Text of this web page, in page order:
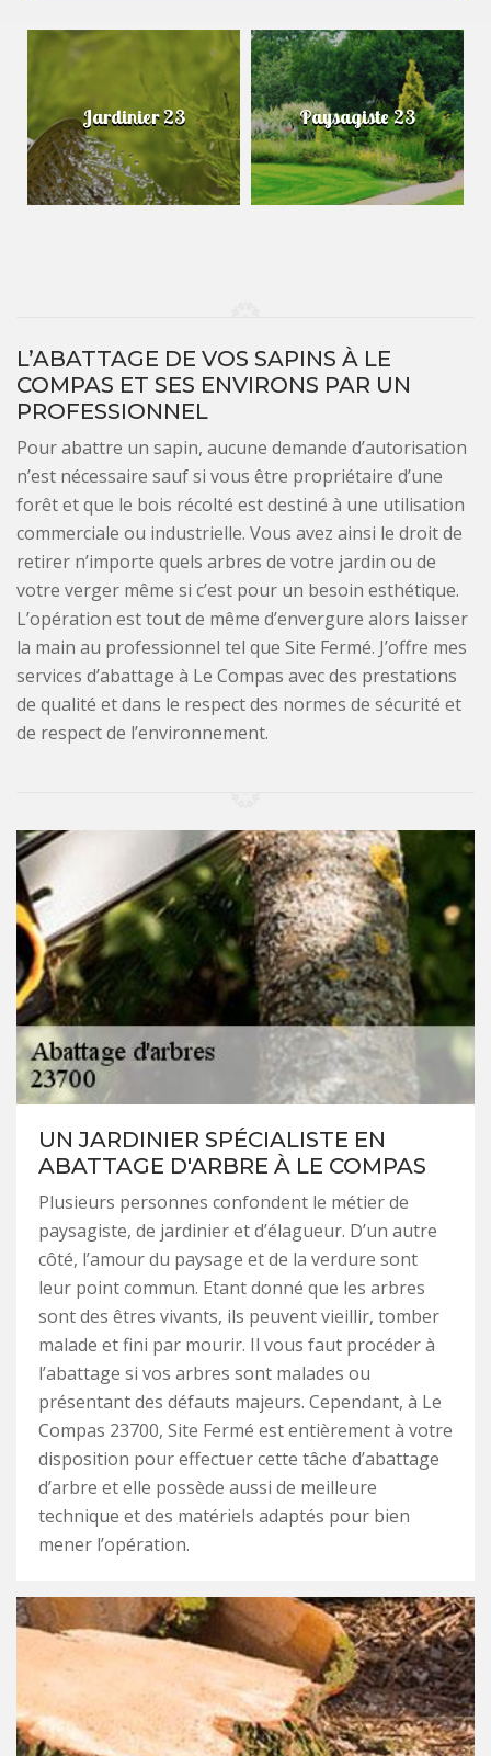
Jardinier 23 Paysagiste 23
L’ABATTAGE DE VOS SAPINS À LE
COMPAS ET SES ENVIRONS PAR UN
PROFESSIONNEL
Pour abattre un sapin, aucune demande d’autorisation
n’est nécessaire sauf si vous être propriétaire d’une
forêt et que le bois récolté est destiné à une utilisation
commerciale ou industrielle. Vous avez ainsi le droit de
retirer n’importe quels arbres de votre jardin ou de
votre verger même si c’est pour un besoin esthétique.
L’opération est tout de même d’envergure alors laisser
la main au professionnel tel que Site Fermé. J’offre mes
services d’abattage à Le Compas avec des prestations
de qualité et dans le respect des normes de sécurité et
de respect de l’environnement.
UN JARDINIER SPÉCIALISTE EN
ABATTAGE D'ARBRE À LE COMPAS
Plusieurs personnes confondent le métier de
paysagiste, de jardinier et d’élagueur. D’un autre
côté, l’amour du paysage et de la verdure sont
leur point commun. Etant donné que les arbres
sont des êtres vivants, ils peuvent vieillir, tomber
malade et fini par mourir. Il vous faut procéder à
l’abattage si vos arbres sont malades ou
présentant des défauts majeurs. Cependant, à Le
Compas 23700, Site Fermé est entièrement à votre
disposition pour effectuer cette tâche d’abattage
d’arbre et elle possède aussi de meilleure
technique et des matériels adaptés pour bien
mener l’opération.